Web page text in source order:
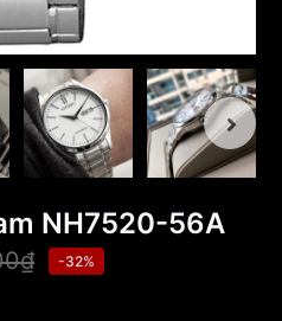
NH7520-56A
-32%